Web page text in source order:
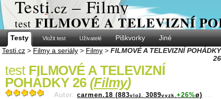
Testi.cz – Filmy
test FILMOVÉ A TELEVIZNÍ
Testy Vložit test Uživatelé Piškvorky
Jiné
Testi.cz > Filmy a seriály > Filmy > FILMOVÉ A TELEVIZNÍ POHÁDKY
26
test FILMOVÉ A TELEVIZNÍ
POHÁDKY 26 (Filmy)
Autor: carmen.18 (883vlož. 3089vyzk. +26%ø) ...